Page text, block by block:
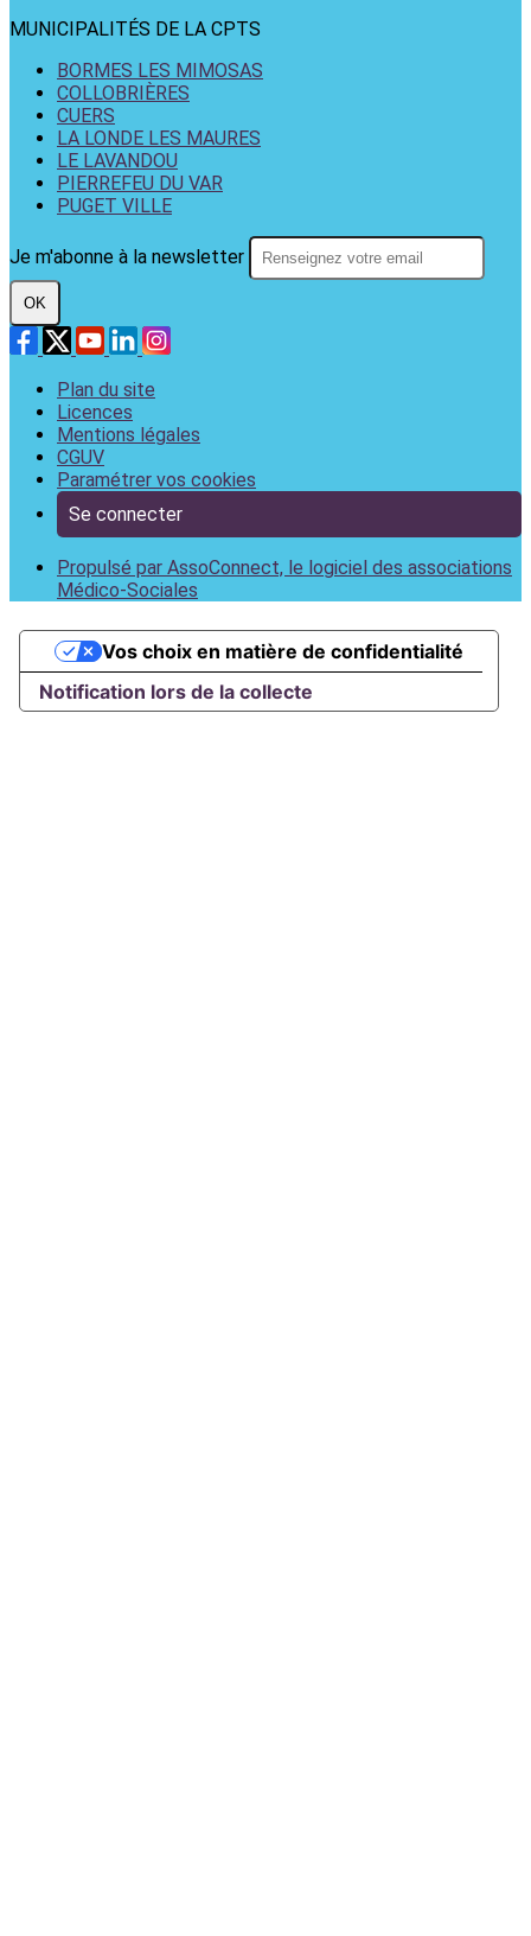
MUNICIPALITÉS DE LA CPTS
BORMES LES MIMOSAS
COLLOBRIÈRES
CUERS
LA LONDE LES MAURES
LE LAVANDOU
PIERREFEU DU VAR
PUGET VILLE
Je m'abonne à la newsletter
OK
Plan du site
Licences
Mentions légales
CGUV
Paramétrer vos cookies
Se connecter
Propulsé par AssoConnect, le logiciel des associations
Médico-Sociales
Notification lors de la collecte
Vos choix en matière de confidentialité